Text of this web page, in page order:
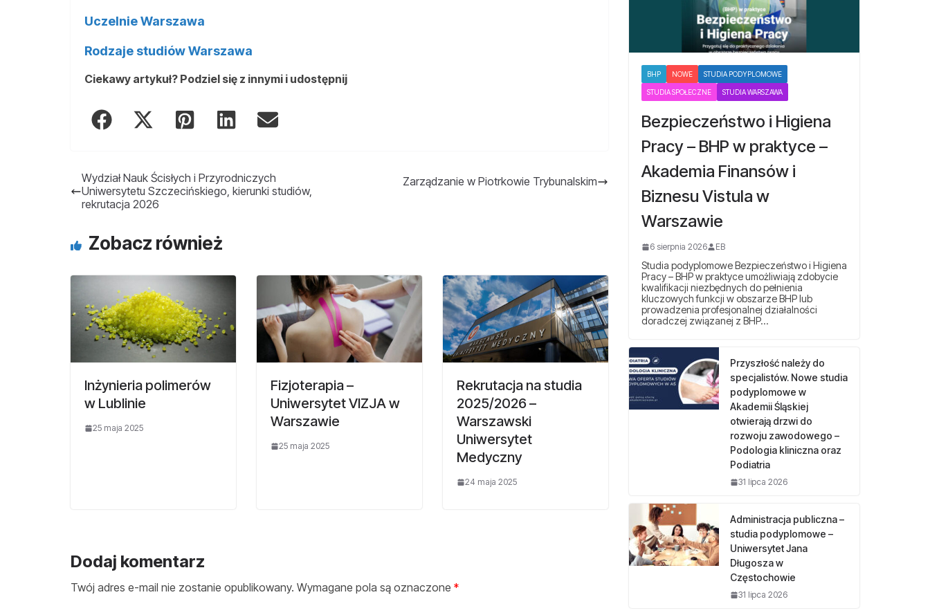
Uczelnie Warszawa
Rodzaje studiów Warszawa
Ciekawy artykuł? Podziel się z innymi i udostępnij
Wydział Nauk Ścisłych i Przyrodniczych
Uniwersytetu Szczecińskiego, kierunki studiów,
rekrutacja 2026
Zarządzanie w Piotrkowie Trybunalskim
Zobacz również
Inżynieria polimerów
w Lublinie
25 maja 2025
Fizjoterapia –
Uniwersytet VIZJA w
Warszawie
25 maja 2025
Rekrutacja na studia
2025/2026 –
Warszawski
Uniwersytet
Medyczny
24 maja 2025
Dodaj komentarz
Twój adres e-mail nie zostanie opublikowany. Wymagane pola są oznaczone *
BHP NOWE STUDIA PODYPLOMOWE
STUDIA SPOŁECZNE STUDIA WARSZAWA
Bezpieczeństwo i Higiena
Pracy – BHP w praktyce –
Akademia Finansów i
Biznesu Vistula w
Warszawie
6 sierpnia 2026 EB
Studia podyplomowe Bezpieczeństwo i Higiena
Pracy – BHP w praktyce umożliwiają zdobycie
kwalifikacji niezbędnych do pełnienia
kluczowych funkcji w obszarze BHP lub
prowadzenia profesjonalnej działalności
doradczej związanej z BHP…
Przyszłość należy do
specjalistów. Nowe studia
podyplomowe w
Akademii Śląskiej
otwierają drzwi do
rozwoju zawodowego –
Podologia kliniczna oraz
Podiatria
31 lipca 2026
Administracja publiczna –
studia podyplomowe –
Uniwersytet Jana
Długosza w
Częstochowie
31 lipca 2026